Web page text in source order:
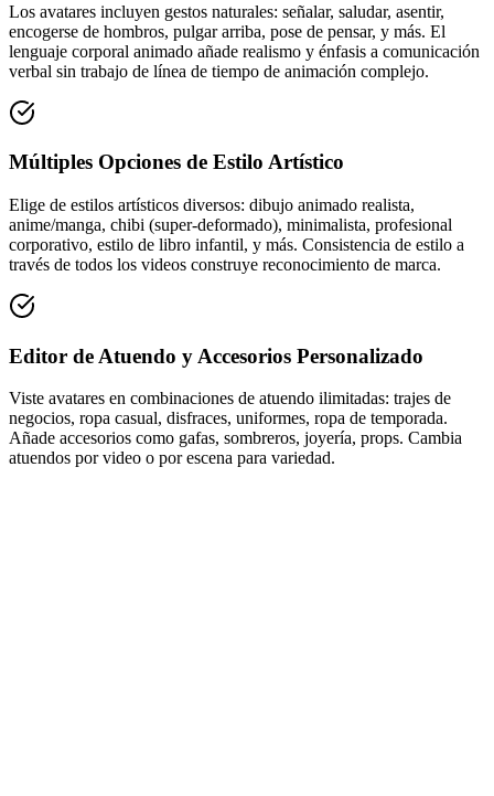
Los avatares incluyen gestos naturales: señalar, saludar, asentir,
encogerse de hombros, pulgar arriba, pose de pensar, y más. El
lenguaje corporal animado añade realismo y énfasis a comunicación
verbal sin trabajo de línea de tiempo de animación complejo.
Múltiples Opciones de Estilo Artístico
Elige de estilos artísticos diversos: dibujo animado realista,
anime/manga, chibi (super-deformado), minimalista, profesional
corporativo, estilo de libro infantil, y más. Consistencia de estilo a
través de todos los videos construye reconocimiento de marca.
Editor de Atuendo y Accesorios Personalizado
Viste avatares en combinaciones de atuendo ilimitadas: trajes de
negocios, ropa casual, disfraces, uniformes, ropa de temporada.
Añade accesorios como gafas, sombreros, joyería, props. Cambia
atuendos por video o por escena para variedad.